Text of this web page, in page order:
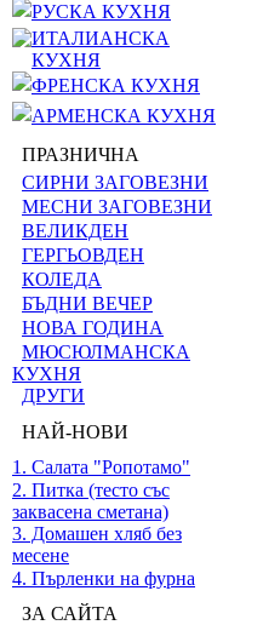
РУСКА КУХНЯ
ИТАЛИАНСКА
КУХНЯ
ФРЕНСКА КУХНЯ
АРМЕНСКА КУХНЯ
ПРАЗНИЧНА
СИРНИ ЗАГОВЕЗНИ
МЕСНИ ЗАГОВЕЗНИ
ВЕЛИКДЕН
ГЕРГЬОВДЕН
КОЛЕДА
БЪДНИ ВЕЧЕР
НОВА ГОДИНА
МЮСЮЛМАНСКА
КУХНЯ
ДРУГИ
НАЙ-НОВИ
1. Салата "Ропотамо"
2. Питка (тесто със
заквасена сметана)
3. Домашен хляб без
месене
4. Пърленки на фурна
ЗА САЙТА